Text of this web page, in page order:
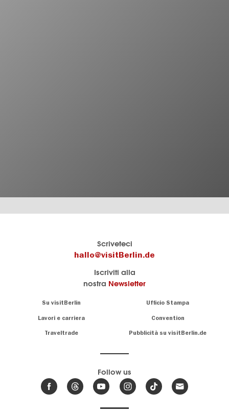
Scriveteci
hallo@visitBerlin.de
Iscriviti alla
nostra Newsletter
Su visitBerlin Ufficio Stampa
Lavori e carriera Convention
Traveltrade Pubblicità su visitBerlin.de
Berlino e siamo
lì per te.
offerte di
viaggio,
Follow us